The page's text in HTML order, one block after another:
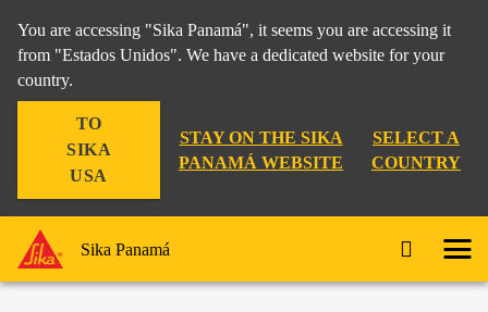
You are accessing "Sika Panamá", it seems you are accessing it
from "Estados Unidos". We have a dedicated website for your
country.
TO
SIKA
USA
STAY ON THE SIKA
PANAMÁ WEBSITE
SELECT A
COUNTRY
Sika Panamá